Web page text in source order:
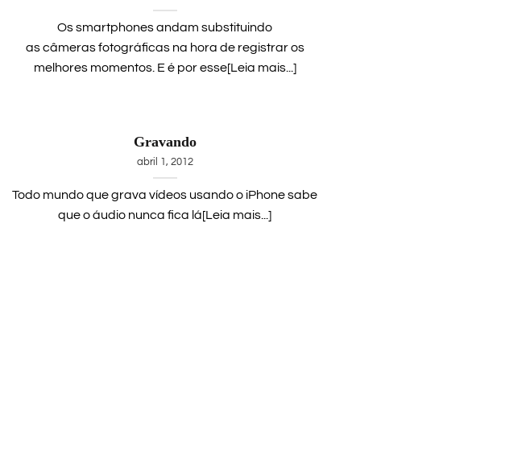
Os smartphones andam substituindo
as câmeras fotográficas na hora de registrar os
melhores momentos. E é por esse[Leia mais...]
Gravando
abril 1, 2012
Todo mundo que grava vídeos usando o iPhone sabe
que o áudio nunca fica lá[Leia mais...]